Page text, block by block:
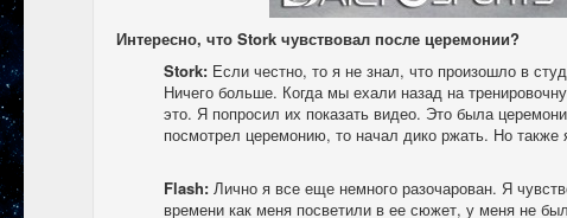
Интересно, что Stork чувствовал после церемонии?
Stork: Если честно, то я не знал, что произошло в
Ничего больше. Когда мы ехали назад на
это. Я попросил их показать видео. Это была
посмотрел церемонию, то начал дико ржать. Но
Flash: Лично я все еще немного разочарован. Я
времени как меня посветили в ее сюжет, у меня не